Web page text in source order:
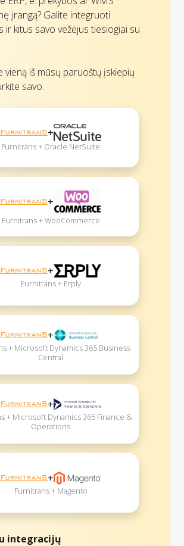
įrangą? Galite integruoti
ir kitus savo vežėjus tiesiogiai su
vieną iš mūsų paruoštų įskiepių
savo:
+
Furnitrans + Oracle NetSuite
+
Furnitrans + WooCommerce
+
Furnitrans + Erply
+
+ Microsoft Dynamics 365 Business
Central
+
+ Microsoft Dynamics 365 Finance &
Operations
+
Furnitrans + Magento
integracijų